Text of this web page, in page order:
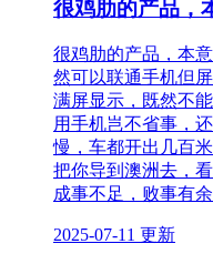
很鸡肋的产品，
很鸡肋的产品，本
然可以联通手机但
满屏显示，既然不
用手机岂不省事，
慢，车都开出几百
把你导到澳洲去，
成事不足，败事有余
2025-07-11 更新